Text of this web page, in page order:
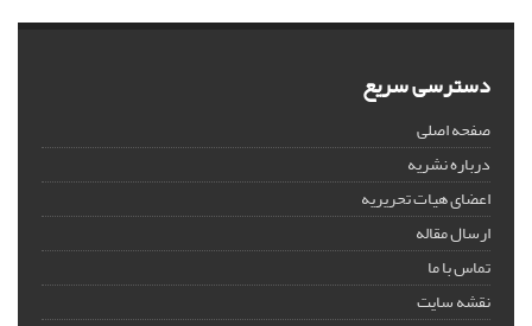
دسترسی سریع
صفحه اصلی
درباره نشریه
اعضای هیات تحریریه
ارسال مقاله
تماس با ما
نقشه سایت